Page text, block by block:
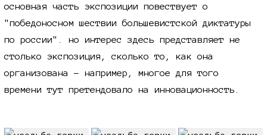
основная часть экспозиции повествует о
"победоносном шествии большевистской диктатуры
по россии". но интерес здесь представляет не
столько экспозиция, сколько то, как она
организована - например, многое для того
времени тут претендовало на инновационность.